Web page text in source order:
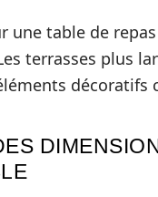
une table de
terrasses plus
décoratifs